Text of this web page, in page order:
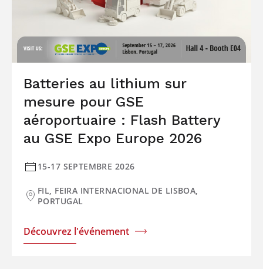
Batteries au lithium sur
mesure pour GSE
aéroportuaire : Flash Battery
au GSE Expo Europe 2026
15-17 SEPTEMBRE 2026
FIL, FEIRA INTERNACIONAL DE LISBOA,
PORTUGAL
Découvrez l'événement